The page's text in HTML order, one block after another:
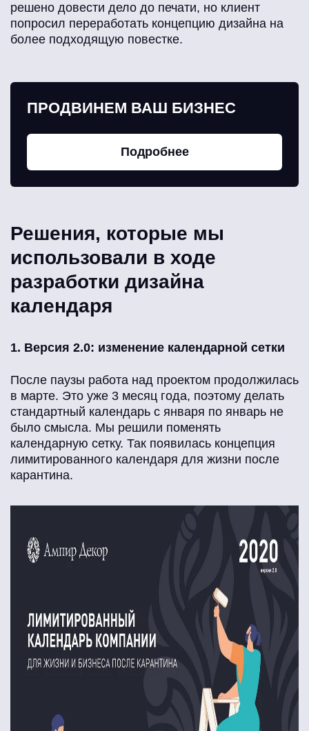
решено довести дело до печати, но клиент
попросил переработать концепцию дизайна на
более подходящую повестке.
ПРОДВИНЕМ ВАШ БИЗНЕС
Подробнее
Решения, которые мы
использовали в ходе
разработки дизайна
календаря
1. Версия 2.0: изменение календарной сетки
После паузы работа над проектом продолжилась
в марте. Это уже 3 месяц года, поэтому делать
стандартный календарь с января по январь не
было смысла. Мы решили поменять
календарную сетку. Так появилась концепция
лимитированного календаря для жизни после
карантина.